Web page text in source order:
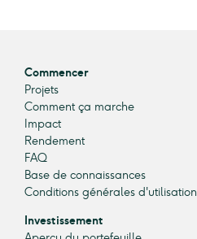
Commencer
Projets
Comment ça marche
Impact
Rendement
FAQ
Base de connaissances
Conditions générales d'utilisation
Investissement